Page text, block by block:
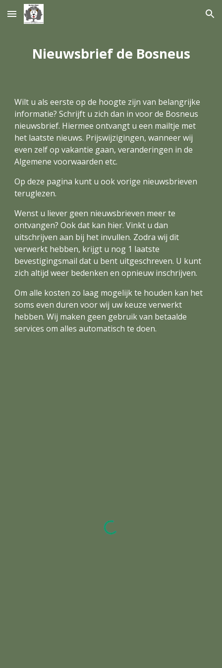
Skip to main content Skip to navigation
Nieuwsbrief de Bosneus
Wilt u als eerste op de hoogte zijn van belangrijke
informatie? Schrijft u zich dan in voor de Bosneus
nieuwsbrief. Hiermee ontvangt u een mailtje met
het laatste nieuws. Prijswijzigingen, wanneer wij
even zelf op vakantie gaan, veranderingen in de
Algemene voorwaarden etc.
Op deze pagina kunt u ook vorige nieuwsbrieven
teruglezen.
Wenst u liever geen nieuwsbrieven meer te
ontvangen? Ook dat kan hier. Vinkt u dan
uitschrijven aan bij het invullen. Zodra wij dit
verwerkt hebben, krijgt u nog 1 laatste
bevestigingsmail dat u bent uitgeschreven. U kunt
zich altijd weer bedenken en opnieuw inschrijven.
Om alle kosten zo laag mogelijk te houden kan het
soms even duren voor wij uw keuze verwerkt
hebben. Wij maken geen gebruik van betaalde
services om alles automatisch te doen.